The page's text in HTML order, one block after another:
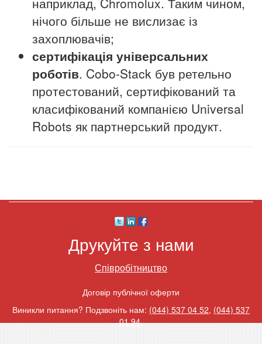
нічого більше не вислизає із
захоплювачів;
сертифікація універсальних
роботів. Cobo-Stack був ретельно
протестований, сертифікований та
класифікований компанією Universal
Robots як партнерський продукт.
Друкуйте з нами
Співробітництво
Договір публічної оферти
Виникли питання? Подзвоніть нам: (044) 537 04 52, (044) 537
01 94.